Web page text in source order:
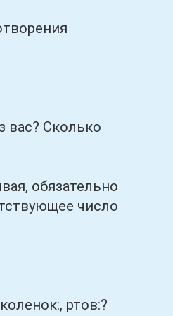
Сколько
обязательно
число
ртов:?